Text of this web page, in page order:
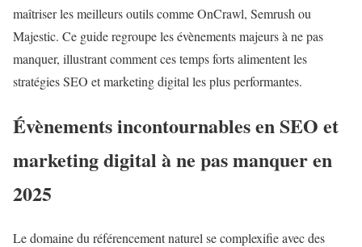
maîtriser les meilleurs outils comme OnCrawl, Semrush ou
Majestic. Ce guide regroupe les évènements majeurs à ne pas
manquer, illustrant comment ces temps forts alimentent les
stratégies SEO et marketing digital les plus performantes.
Évènements incontournables en SEO et
marketing digital à ne pas manquer en
2025
Le domaine du référencement naturel se complexifie avec des